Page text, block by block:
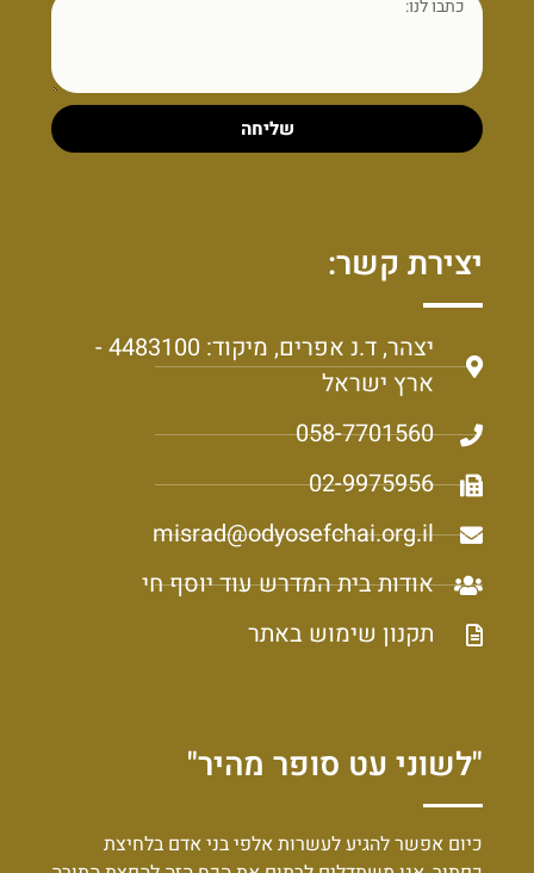
שליחה
יצירת קשר:
יצהר, ד.נ אפרים, מיקוד: 4483100 -
ארץ ישראל
058-7701560
02-9975956
misrad@odyosefchai.org.il
אודות בית המדרש עוד יוסף חי
תקנון שימוש באתר
"לשוני עט סופר מהיר"
כיום אפשר להגיע לעשרות אלפי בני אדם בלחיצת